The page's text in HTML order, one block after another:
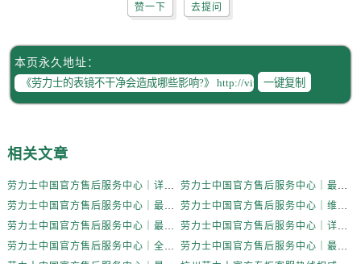
黑龙江省鸡西市鸡冠区红军路劳力士售后服务中心（需提前预约）
黑龙江省绥化市北林区新华街与康庄路交叉口劳力士售后服务中心（需提前预约）
黑龙江省伊春市伊美区通河路劳力士售后服务中心（需提前预约）
吉林省白城市洮北区明仁南街劳力士售后服务中心（需提前预约）
吉林省白山市浑江区浑江大街劳力士售后服务中心（需提前预约）
赞一下 去提问
本页永久地址：
一键复制
相关文章
劳力士中国官方售后服务中心｜详细官方热线及维修地址权威信息通知（2026年7月最新）
劳力士中国官方售后服务中心｜最新热线和详细网点地址权威信息通告（2026年7月最新）
劳力士中国官方售后服务中心｜最新电话和详细维修地址权威信息通告（2026年7月最新）
劳力士中国官方售后服务中心｜维修地址与售后服务电话权威信息通告（2026年7月最新）
劳力士中国官方售后服务中心｜最新维修地址与官方客服电话权威信息通知（2026年7月最新）
劳力士中国官方售后服务中心｜详细地址与官方服务热线权威信息通知（2026年7月最新）
劳力士中国官方售后服务中心｜全新服务热线及完整地址权威信息声明（2026年7月最新）
劳力士中国官方售后服务中心｜最新官方地址和全部热线权威信息通告（2026年7月最新）